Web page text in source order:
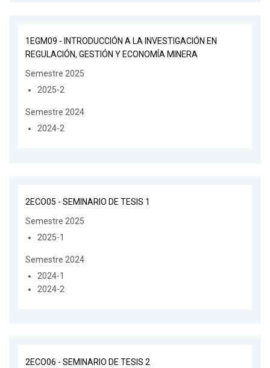
1EGM09 - INTRODUCCIÓN A LA INVESTIGACIÓN EN
REGULACIÓN, GESTIÓN Y ECONOMÍA MINERA
Semestre 2025
2025-2
Semestre 2024
2024-2
2ECO05 - SEMINARIO DE TESIS 1
Semestre 2025
2025-1
Semestre 2024
2024-1
2024-2
2ECO06 - SEMINARIO DE TESIS 2